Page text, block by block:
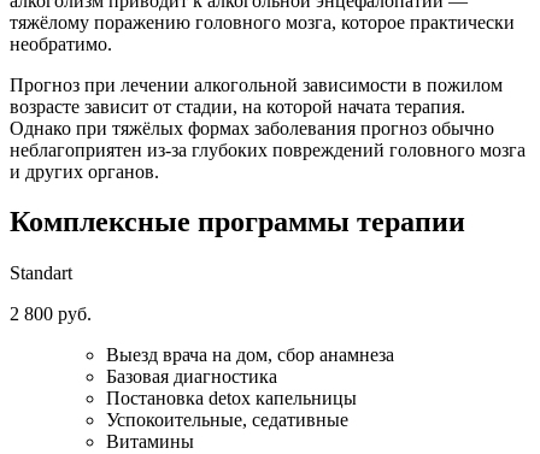
тяжёлому поражению головного мозга, которое практически
необратимо.
Прогноз при лечении алкогольной зависимости в пожилом
возрасте зависит от стадии, на которой начата терапия.
Однако при тяжёлых формах заболевания прогноз обычно
неблагоприятен из-за глубоких повреждений головного мозга
и других органов.
Комплексные программы терапии
Standart
2 800 руб.
Выезд врача на дом, сбор анамнеза
Базовая диагностика
Постановка detox капельницы
Успокоительные, седативные
Витамины